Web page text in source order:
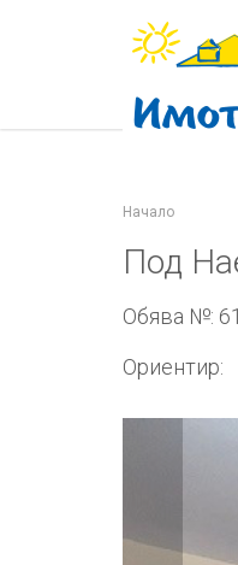
Начало
Под
Обява №:
Ориентир: